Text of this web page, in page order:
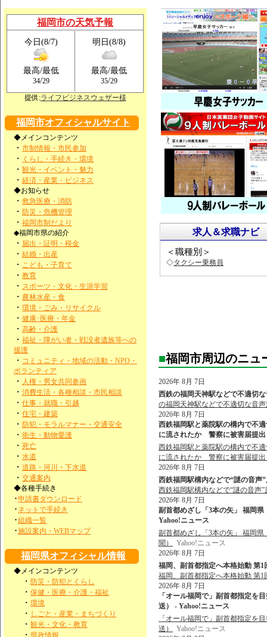
福岡市の天気予報
今日(8/7)
最高/最低
34/29
明日(8/8)
最高/最低
35/29
提供:ライフビジネスウェザー様
福岡市オフィシャルサイト
◆メインコンテンツ
・ 市制情報・市民参加
・ くらし・手続き・環境
・ 観光・イベント・魅力
・ 経済・産業・ビジネス
◆お知らせ
・ 救急医療・消防
・ 防災・危機管理
・ 福岡市制だより
◆福岡市県の紹介
・ 届出・証明・税金
・ 結婚・出産
・ こども・子育て
・ 教育
・ スポーツ・文化・生涯学習
・ 農林水産・食
・ 環境・ごみ・リサイクル
・ 健康･医療・年金
・ 高齢・介護
・ 福祉・障がい者・戦没者遺族等への
援護
・ コミュニティ・地域の活動・NPO・
ボランティア
・ 人権・男女共同参画
・ 消費生活・各種相談・市民相談
・ 仕事・就職・引越
・ 住宅・建築
・ 防犯・モラルマナー・交通安全
・ 衛生・動物愛護
・ 死亡
・ 水道
・ 道路・河川・下水道
・ 交通案内
◆各種手続き
･申請書ダウンロード
･ ネットで手続き
･組織一覧
･施設案内・WEBマップ
福岡県オフィシャル情報
◆メインコンテンツ
・ 防災・防犯とくらし
・ 保健・医療・介護・福祉
・ 環境
・ しごと・産業・まちづくり
・ 観光・文化・教育
・ 県政情報
求人＆求職ナビ
＜職種別＞
◇タクシー乗務員
■福岡市周辺のニュ
2026年 8月 7日
西鉄の福岡天神駅などで不適切
の福岡天神駅などで不適切な音
2026年 8月 7日
西鉄福岡駅と薬院駅の構内で不
に流されたか 警察に被害届提出
西鉄福岡駅と薬院駅の構内で不
に流されたか 警察に被害届提出
2026年 8月 7日
西鉄福岡駅構内などで“謎の音声
西鉄福岡駅構内などで“謎の音声
2026年 8月 7日
副首都めざし「3本の矢」 福岡
Yahoo!ニュース
副首都めざし「3本の矢」 福岡
聞）
Yahoo!ニュース
2026年 8月 7日
福岡、副首都指定へ本格始動 第
福岡、副首都指定へ本格始動 第
2026年 8月 7日
「オール福岡で」副首都指定を
送） - Yahoo!ニュース
「オール福岡で」副首都指定を
送）
Yahoo!ニュース